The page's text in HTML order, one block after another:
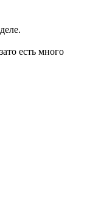
есть много